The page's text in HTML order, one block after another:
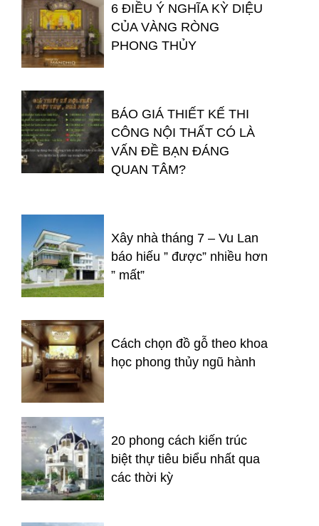
6 ĐIỀU Ý NGHĨA KỲ DIỆU
CỦA VÀNG RÒNG
PHONG THỦY
BÁO GIÁ THIẾT KẾ THI
CÔNG NỘI THẤT CÓ LÀ
VẤN ĐỀ BẠN ĐÁNG
QUAN TÂM?
Xây nhà tháng 7 – Vu Lan
báo hiếu ” được” nhiều hơn
” mất”
Cách chọn đồ gỗ theo khoa
học phong thủy ngũ hành
20 phong cách kiến trúc
biệt thự tiêu biểu nhất qua
các thời kỳ